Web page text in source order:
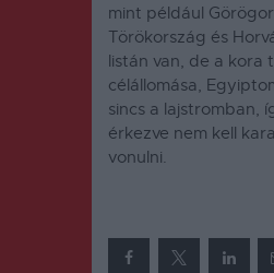
mint például
Törökország és
listán van, de a kora
célállomása,
sincs a lajstromban,
érkezve nem kell
vonulni.